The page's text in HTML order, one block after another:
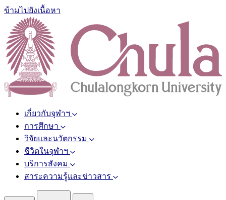
ข้ามไปยังเนื้อหา
เกี่ยวกับจุฬาฯ
การศึกษา
วิจัยและนวัตกรรม
ชีวิตในจุฬาฯ
บริการสังคม
สาระความรู้และข่าวสาร